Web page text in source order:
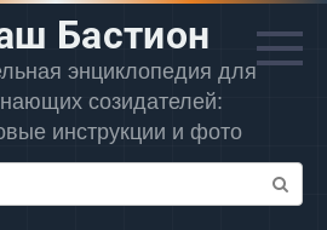
Бастион
энциклопедия для
созидателей:
инструкции и фото